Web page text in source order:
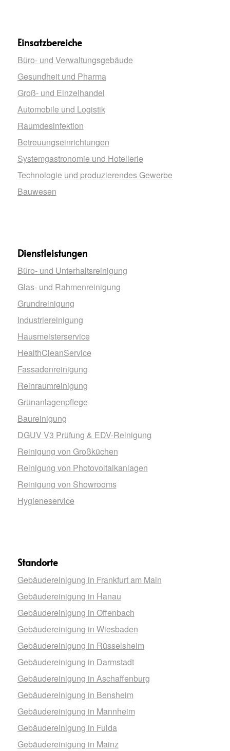
Einsatzbereiche
Büro- und Verwaltungsgebäude
Gesundheit und Pharma
Groß- und Einzelhandel
Automobile und Logistik
Raumdesinfektion
Betreuungseinrichtungen
Systemgastronomie und Hotellerie
Technologie und produzierendes Gewerbe
Bauwesen
Dienstleistungen
Büro- und Unterhaltsreinigung
Glas- und Rahmenreinigung
Grundreinigung
Industriereinigung
Hausmeisterservice
HealthCleanService
Fassadenreinigung
Reinraumreinigung
Grünanlagenpflege
Baureinigung
DGUV V3 Prüfung & EDV-Reinigung
Reinigung von Großküchen
Reinigung von Photovoltaikanlagen
Reinigung von Showrooms
Hygieneservice
Standorte
Gebäudereinigung in Frankfurt am Main
Gebäudereinigung in Hanau
Gebäudereinigung in Offenbach
Gebäudereinigung in Wiesbaden
Gebäudereinigung in Rüsselsheim
Gebäudereinigung in Darmstadt
Gebäudereinigung in Aschaffenburg
Gebäudereinigung in Bensheim
Gebäudereinigung in Mannheim
Gebäudereinigung in Fulda
Gebäudereinigung in Mainz